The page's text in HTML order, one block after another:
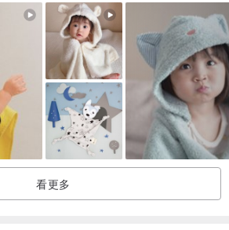
看更多